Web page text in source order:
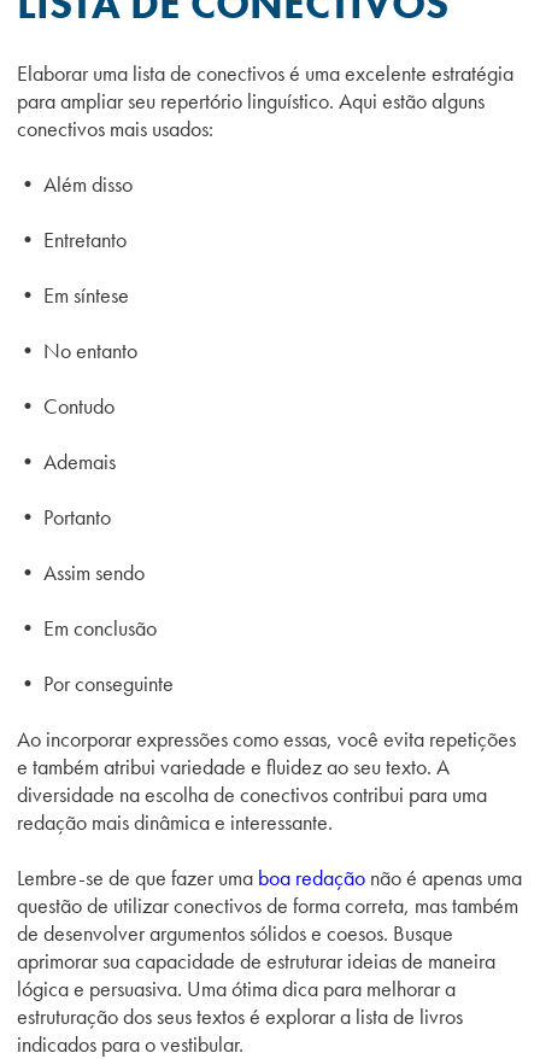
Elaborar uma lista de conectivos é uma excelente estratégia
para ampliar seu repertório linguístico. Aqui estão alguns
conectivos mais usados:
• Além disso
• Entretanto
• Em síntese
• No entanto
• Contudo
• Ademais
• Portanto
• Assim sendo
• Em conclusão
• Por conseguinte
Ao incorporar expressões como essas, você evita repetições
e também atribui variedade e fluidez ao seu texto. A
diversidade na escolha de conectivos contribui para uma
redação mais dinâmica e interessante.
Lembre-se de que fazer uma boa redação não é apenas uma
questão de utilizar conectivos de forma correta, mas também
de desenvolver argumentos sólidos e coesos. Busque
aprimorar sua capacidade de estruturar ideias de maneira
lógica e persuasiva. Uma ótima dica para melhorar a
estruturação dos seus textos é explorar a lista de livros
indicados para o vestibular.